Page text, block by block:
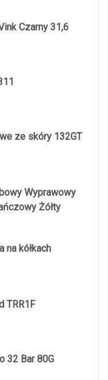
Czarny 31,6
ze skóry 132GT
Wyprawowy
Żółty
na kółkach
TRR1F
32 Bar 80G